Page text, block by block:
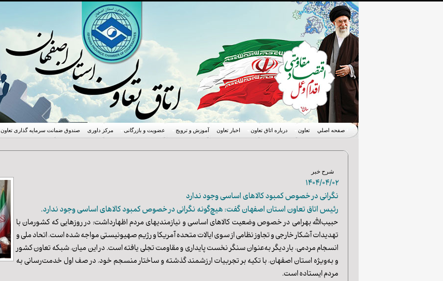
صفحه اصلي تعاون درباره اتاق تعاون اخبار تعاون آموزش و ترویج عضویت و بازرگانی مرکز داوری صندوق ضمانت سرمایه گذاری تعاون
شرح خبر
۱۴۰۴/۰۴/۰۲
نگرانی در خصوص کمبود کالاهای اساسی وجود ندارد
رئیس اتاق تعاون استان اصفهان گفت: هیچ‌گونه نگرانی در خصوص کمبود کالاهای اساسی وجود ندارد.
حبیب‌الله بهرامی در خصوص وضعیت کالاهای اساسی و نیازمندیهای مردم اظهارداشت: در روزهایی که کشورمان با
تهدیدات آشکار خارجی و تجاوز نظامی از سوی ایالات متحده آمریکا و رژیم صهیونیستی مواجه شده است، اتحاد ملی و
انسجام مردمی، بار دیگر به‌عنوان سنگر نخست پایداری و مقاومت تجلی یافته است. در این میان، شبکه تعاون کشور
و به‌ویژه استان اصفهان، با تکیه بر تجربیات ارزشمند گذشته و ساختار منسجم خود، در صف اول خدمت‌رسانی به
مردم ایستاده است.